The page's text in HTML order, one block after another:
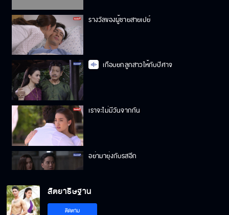
รางวัลของผู้ชายสายเปย์
เกือบยกลูกสาวให้กับปีศาจ
เราจะไม่มีวันจากกัน
อย่ามายุ่งกับรสอีก
รักใครรักจริง ไม่เปลี่ยนแปลงจนวันตาย
สัตยาธิษฐาน
ติดตาม